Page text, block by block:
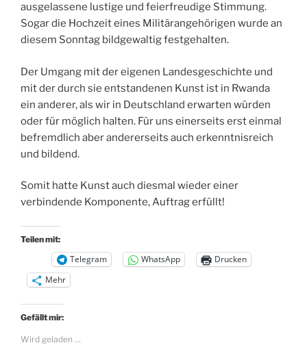
ausgelassene lustige und feierfreudige Stimmung.
Sogar die Hochzeit eines Militärangehörigen wurde an
diesem Sonntag bildgewaltig festgehalten.
Der Umgang mit der eigenen Landesgeschichte und
mit der durch sie entstandenen Kunst ist in Rwanda
ein anderer, als wir in Deutschland erwarten würden
oder für möglich halten. Für uns einerseits erst einmal
befremdlich aber andererseits auch erkenntnisreich
und bildend.
Somit hatte Kunst auch diesmal wieder einer
verbindende Komponente, Auftrag erfüllt!
Teilen mit:
Telegram WhatsApp
Drucken
Mehr
Gefällt mir:
Wird geladen …